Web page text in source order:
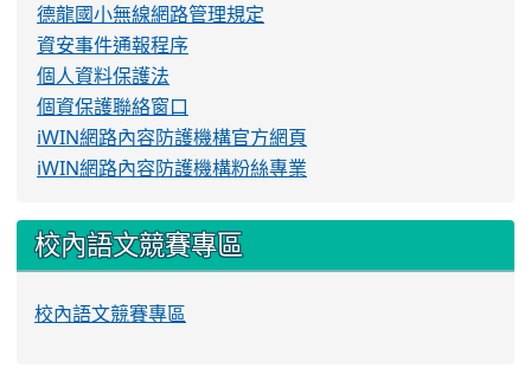
德龍國小無線網路管理規定
資安事件通報程序
個人資料保護法
個資保護聯絡窗口
iWIN網路內容防護機構官方網頁
iWIN網路內容防護機構粉絲專業
校內語文競賽專區
校內語文競賽專區